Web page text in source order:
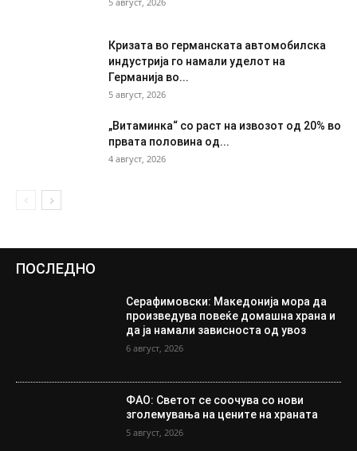
Кризата во германската автомобилска
индустрија го намали уделот на
Германија во...
5 август, 2026
„Витаминка“ со раст на извозот од 20% во
првата половина од...
4 август, 2026
ПОСЛЕДНО
Серафимовски: Македонија мора да
произведува повеќе домашна храна и
да ја намали зависноста од увоз
6 август, 2026
ФАО: Светот се соочува со нови
зголемувања на цените на храната
5 август, 2026